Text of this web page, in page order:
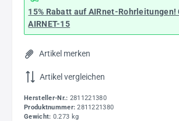
15% Rabatt auf AIRnet-Rohrleitungen!
AIRNET-15
Artikel merken
Artikel vergleichen
Hersteller-Nr.: 2811221380
Produktnummer: 2811221380
Gewicht: 0.273 kg